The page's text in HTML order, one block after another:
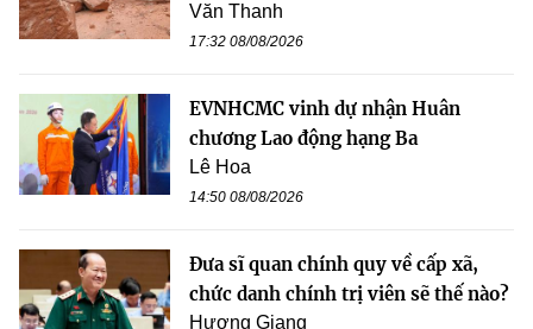
Văn Thanh
17:32 08/08/2026
EVNHCMC vinh dự nhận Huân
chương Lao động hạng Ba
Lê Hoa
14:50 08/08/2026
Đưa sĩ quan chính quy về cấp xã,
chức danh chính trị viên sẽ thế nào?
Hương Giang